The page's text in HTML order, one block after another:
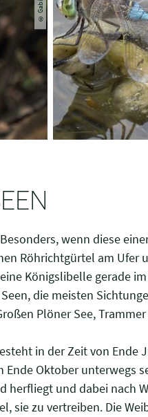
wenn diese
Röhrichtgürtel am Ufer
Königslibelle gerade
die meisten
Plöner See, Trammer
in der Zeit von Ende
Oktober unterwegs
herfliegt und dabei nach
sie zu vertreiben. Die